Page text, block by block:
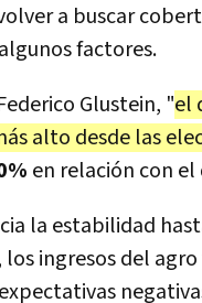
a buscar
factores.
Glustein, "el
alto desde las
en relación con
la estabilidad
ingresos del